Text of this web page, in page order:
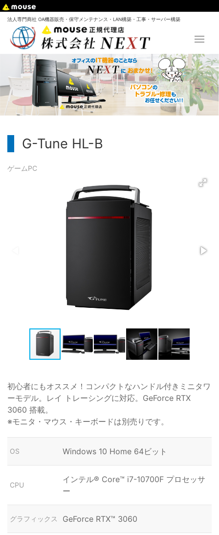
法人専門商社 OA機器販売・保守メンテナンス・LAN構築・工事・サーバー構築
G-Tune HL-B
ゲームPC
初心者にもオススメ！コンパクトなハンドル付きミニタワ
ーモデル。レイ トレーシングに対応。GeForce RTX
3060 搭載。
※モニタ・マウス・キーボードは別売りです。
OS Windows 10 Home 64ビット
CPU
インテル® Core™ i7-10700F プロセッサ
ー
グラフィックス GeForce RTX™ 3060